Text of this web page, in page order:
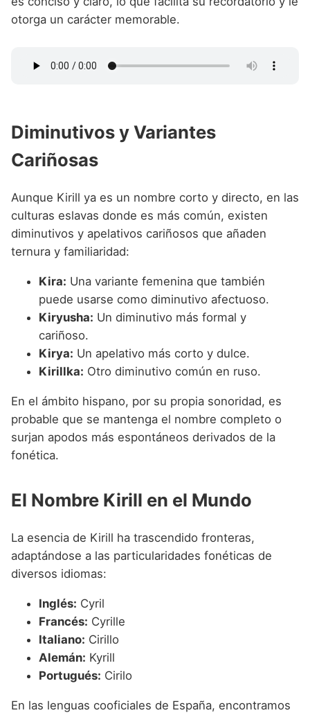
otorga un carácter memorable.
Diminutivos y Variantes
Cariñosas
Aunque Kirill ya es un nombre corto y directo, en las
culturas eslavas donde es más común, existen
diminutivos y apelativos cariñosos que añaden
ternura y familiaridad:
Kira: Una variante femenina que también
puede usarse como diminutivo afectuoso.
Kiryusha: Un diminutivo más formal y
cariñoso.
Kirya: Un apelativo más corto y dulce.
Kirillka: Otro diminutivo común en ruso.
En el ámbito hispano, por su propia sonoridad, es
probable que se mantenga el nombre completo o
surjan apodos más espontáneos derivados de la
fonética.
El Nombre Kirill en el Mundo
La esencia de Kirill ha trascendido fronteras,
adaptándose a las particularidades fonéticas de
diversos idiomas:
Inglés: Cyril
Francés: Cyrille
Italiano: Cirillo
Alemán: Kyrill
Portugués: Cirilo
En las lenguas cooficiales de España, encontramos